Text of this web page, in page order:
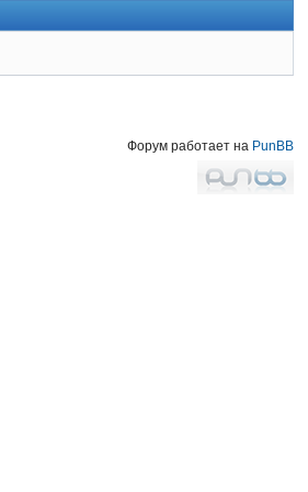
Форум работает на PunBB